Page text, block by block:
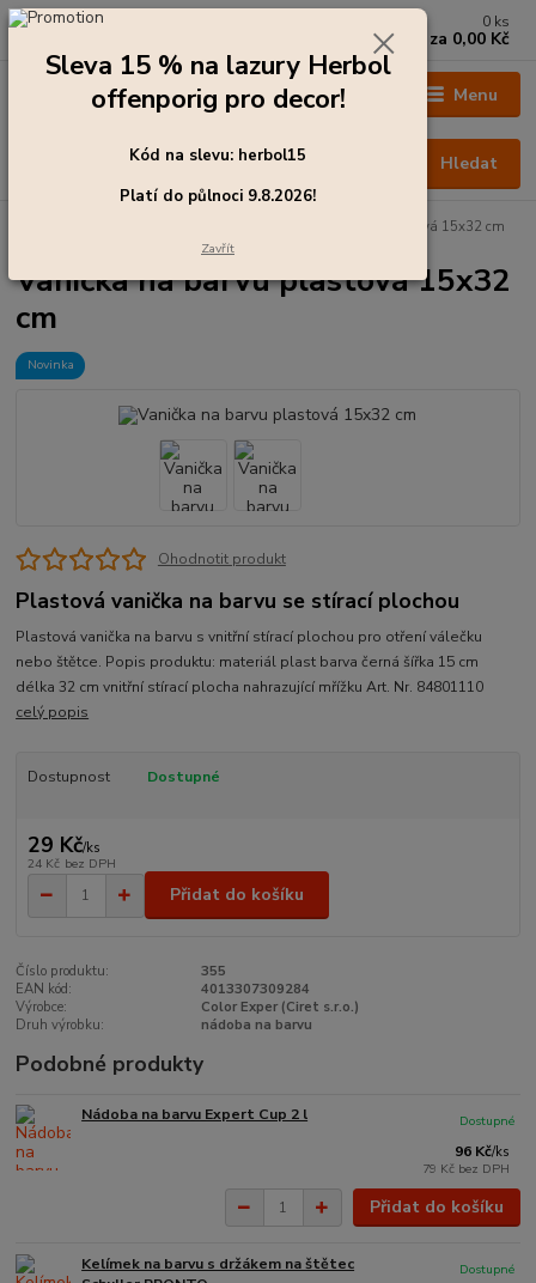
Menu
Hledat
+420 273 136 255
0 ks
za 0,00 Kč
Vanička na barvu plastová 15x32 cm
Vanička na barvu plastová 15x32
cm
Novinka
Ohodnotit produkt
Plastová vanička na barvu se stírací plochou
Plastová vanička na barvu s vnitřní stírací plochou pro otření válečku
nebo štětce. Popis produktu: materiál plast barva černá šířka 15 cm
délka 32 cm vnitřní stírací plocha nahrazující mřížku Art. Nr. 84801110
celý popis
Dostupnost Dostupné
29 Kč/ks
24 Kč bez DPH
Přidat do košíku
Číslo produktu:
355
EAN kód:
4013307309284
Výrobce:
Color Exper (Ciret s.r.o.)
Druh výrobku:
nádoba na barvu
Podobné produkty
Nádoba na barvu Expert Cup 2 l
96 Kč/ks
79 Kč bez DPH
Dostupné
Přidat do košíku
Kelímek na barvu s držákem na štětec
Dostupné
Sleva 15 % na lazury Herbol
offenporig pro decor!
Kód na slevu: herbol15
Platí do půlnoci 9.8.2026!
Zavřít